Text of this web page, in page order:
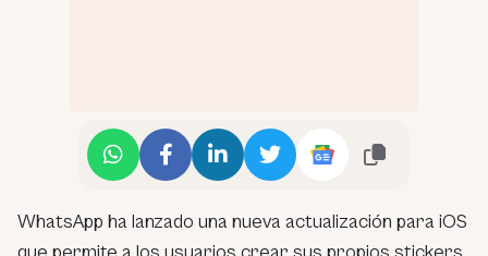
WhatsApp ha lanzado una nueva actualización para iOS